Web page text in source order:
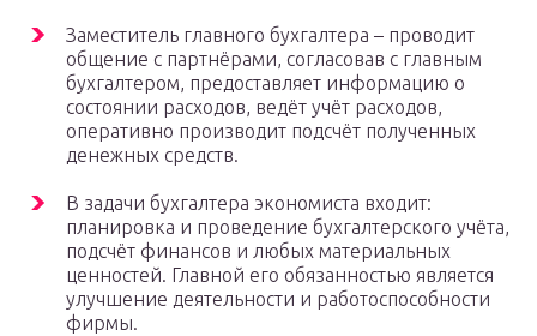
Заместитель главного бухгалтера – проводит
общение с партнёрами, согласовав с главным
бухгалтером, предоставляет информацию о
состоянии расходов, ведёт учёт расходов,
оперативно производит подсчёт полученных
денежных средств.
В задачи бухгалтера экономиста входит:
планировка и проведение бухгалтерского учёта,
подсчёт финансов и любых материальных
ценностей. Главной его обязанностью является
улучшение деятельности и работоспособности
фирмы.